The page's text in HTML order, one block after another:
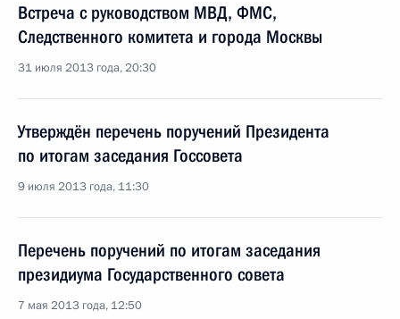
Встреча с руководством МВД, ФМС,
Следственного комитета и города Москвы
31 июля 2013 года, 20:30
Утверждён перечень поручений Президента
по итогам заседания Госсовета
9 июля 2013 года, 11:30
Перечень поручений по итогам заседания
президиума Государственного совета
7 мая 2013 года, 12:50